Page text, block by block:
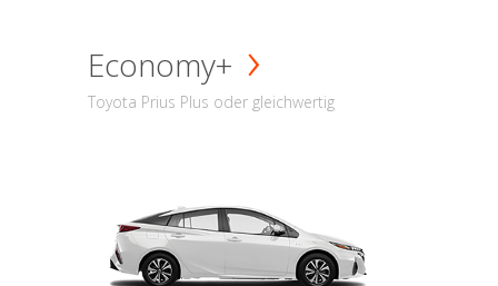
Economy+
Toyota Prius Plus oder gleichwertig